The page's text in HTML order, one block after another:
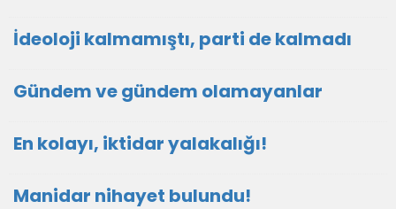
İdeoloji kalmamıştı, parti de kalmadı
Gündem ve gündem olamayanlar
En kolayı, iktidar yalakalığı!
Manidar nihayet bulundu!